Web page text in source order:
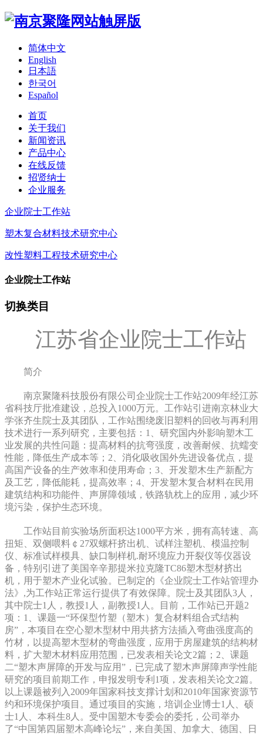
简体中文
English
日本語
한국어
Español
首页
关于我们
新闻资讯
产品中心
在线反馈
招贤纳士
企业服务
企业院士工作站
塑木复合材料技术研究中心
改性塑料工程技术研究中心
企业院士工作站
切换类目
江苏省企业院士工作站
简介
南京聚隆科技股份有限公司企业院士工作站2009年经江苏
省科技厅批准建设，总投入1000万元。工作站引进南京林业大
学张齐生院士及其团队，工作站围绕废旧塑料的回收与再利用
技术进行一系列研究，主要包括：1、研究国内外影响塑木工
业发展的共性问题：提高材料的抗弯强度，改善耐候、抗蠕变
性能，降低生产成本等；2、消化吸收国外先进设备优点，提
高国产设备的生产效率和使用寿命；3、开发塑木生产新配方
及工艺，降低能耗，提高效率；4、开发塑木复合材料在民用
建筑结构和功能件、声屏障领域，铁路轨枕上的应用，减少环
境污染，保护生态环境。
工作站目前实验场所面积达1000平方米，拥有高转速、高
扭矩、双侧喂料￠27双螺杆挤出机、试样注塑机、模温控制
仪、标准试样模具、缺口制样机.耐环境应力开裂仪等仪器设
备，特别引进了美国辛辛那提米拉克隆TC86塑木型材挤出
机，用于塑木产业化试验。已制定的《企业院士工作站管理办
法》,为工作站正常运行提供了有效保障。院士及其团队3人，
其中院士1人，教授1人，副教授1人。目前，工作站已开题2
项：1、课题一“环保型竹塑（塑木）复合材料组合式结构
房”，本项目在空心塑木型材中用共挤方法插入弯曲强度高的
竹材，以提高塑木型材的弯曲强度，应用于房屋建筑的结构材
料，扩大塑木材料应用范围，已发表相关论文2篇；2、课题
二“塑木声屏障的开发与应用”，已完成了塑木声屏障声学性能
研究的项目前期工作，申报发明专利1项，发表相关论文2篇。
以上课题被列入2009年国家科技支撑计划和2010年国家资源节
约和环境保护项目。通过项目的实施，培训企业博士1人、硕
士1人、本科生8人。受中国塑木专委会的委托，公司举办
了“中国第四届塑木高峰论坛”，来自美国、加拿大、德国、日